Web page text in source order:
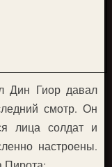
Дин Гиор давал
смотр. Он
лица солдат и
настроены.